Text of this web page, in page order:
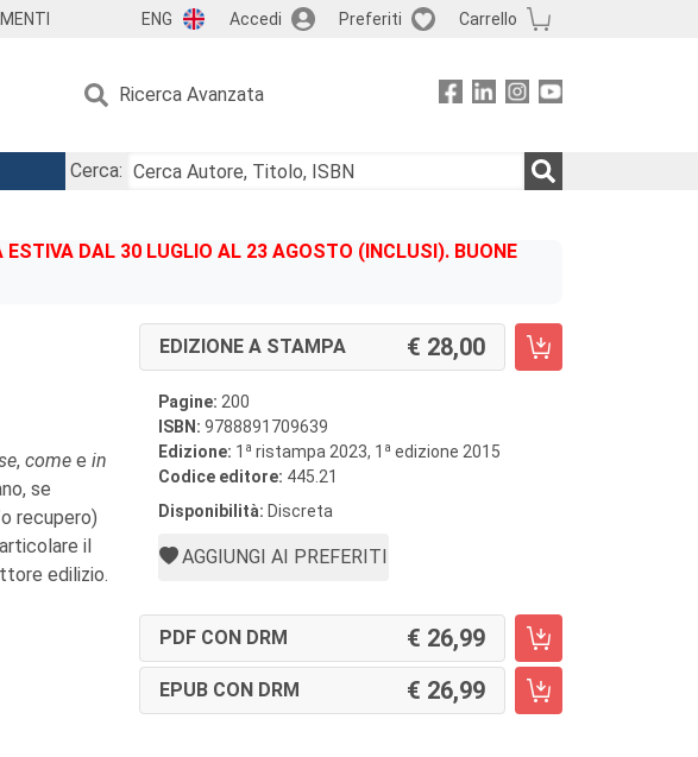
ENG Accedi Preferiti Carrello
Ricerca Avanzata
Cerca:
DAL 30 LUGLIO AL 23 AGOSTO (INCLUSI). BUONE
, come e in
se
recupero)
il
edilizio.
EDIZIONE A STAMPA 28,00
Pagine: 200
ISBN: 9788891709639
Edizione: 1 a ristampa 2023, 1 a edizione 2015
Codice editore: 445.21
Disponibilità: Discreta
AGGIUNGI AI PREFERITI
PDF CON DRM 26,99
EPUB CON DRM 26,99